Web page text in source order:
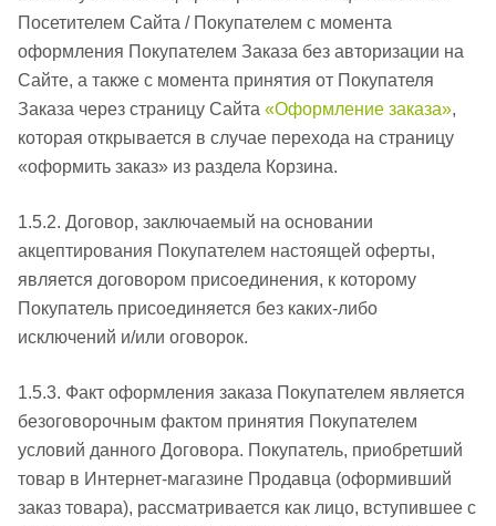
Посетителем Сайта / Покупателем с момента
оформления Покупателем Заказа без авторизации на
Сайте, а также с момента принятия от Покупателя
Заказа через страницу Сайта «Оформление заказа»,
которая открывается в случае перехода на страницу
«оформить заказ» из раздела Корзина.
1.5.2. Договор, заключаемый на основании
акцептирования Покупателем настоящей оферты,
является договором присоединения, к которому
Покупатель присоединяется без каких-либо
исключений и/или оговорок.
1.5.3. Факт оформления заказа Покупателем является
безоговорочным фактом принятия Покупателем
условий данного Договора. Покупатель, приобретший
товар в Интернет-магазине Продавца (оформивший
заказ товара), рассматривается как лицо, вступившее с